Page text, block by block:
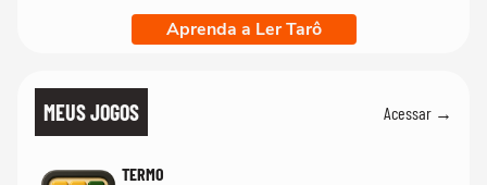
Aprenda a Ler Tarô
MEUS JOGOS Acessar →
TERMO